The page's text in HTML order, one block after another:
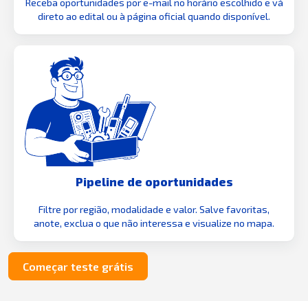
direto ao edital ou à página oficial quando disponível.
Pipeline de oportunidades
Filtre por região, modalidade e valor. Salve favoritas,
anote, exclua o que não interessa e visualize no mapa.
Começar teste grátis